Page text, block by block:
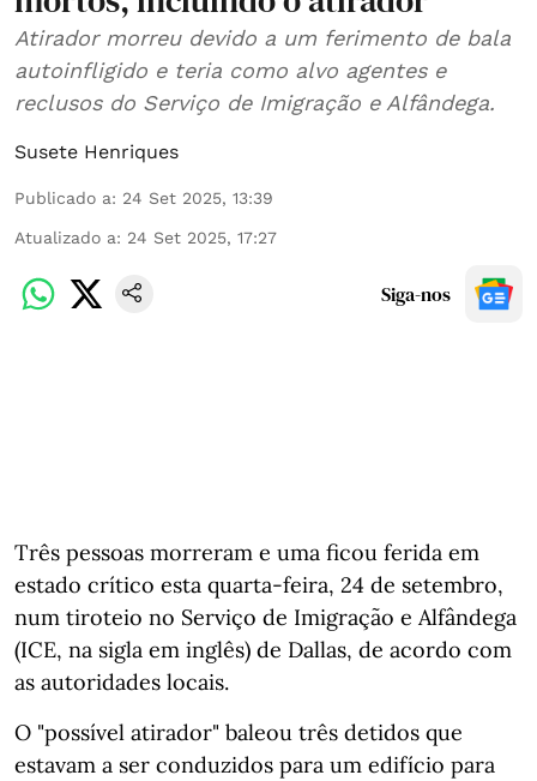
Atirador morreu devido a um ferimento de bala
autoinfligido e teria como alvo agentes e
reclusos do Serviço de Imigração e Alfândega.
Susete Henriques
Publicado a: 24 Set 2025, 13:39
Atualizado a: 24 Set 2025, 17:27
Siga-nos
Três pessoas morreram e uma ficou ferida em
estado crítico esta quarta-feira, 24 de setembro,
num tiroteio no Serviço de Imigração e Alfândega
(ICE, na sigla em inglês) de Dallas, de acordo com
as autoridades locais.
O "possível atirador" baleou três detidos que
estavam a ser conduzidos para um edifício para